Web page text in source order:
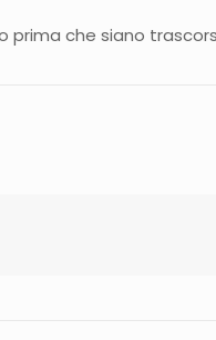
prima che siano